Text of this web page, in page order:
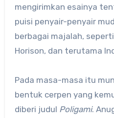
mengirimkan esainya
puisi penyair-penyair
berbagai majalah,
Horison, dan terutama
Pada masa-masa itu
bentuk cerpen yang
diberi judul Poligami.